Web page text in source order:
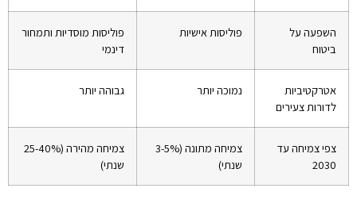
השפעה על
ביטוח
פוליסות אישיות
פוליסות מוסדיות ותמחור
דינמי
אטרקטיביות
לדורות צעירים
נמוכה יותר גבוהה יותר
צפי צמיחה עד
2030
צמיחה מתונה (3-5%
שנתי)
צמיחה מהירה (25-40%
שנתי)